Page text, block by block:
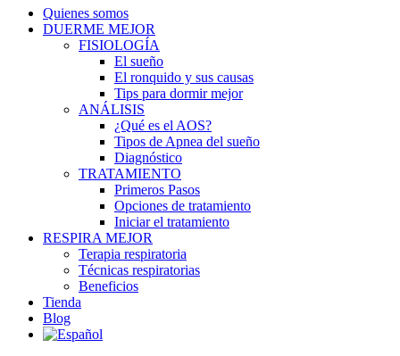
Quienes somos
DUERME MEJOR
FISIOLOGÍA
El sueño
El ronquido y sus causas
Tips para dormir mejor
ANÁLISIS
¿Qué es el AOS?
Tipos de Apnea del sueño
Diagnóstico
TRATAMIENTO
Primeros Pasos
Opciones de tratamiento
Iniciar el tratamiento
RESPIRA MEJOR
Terapia respiratoria
Técnicas respiratorias
Beneficios
Tienda
Blog